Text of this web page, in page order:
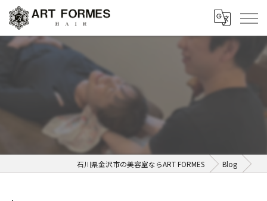
⁡
石川県金沢市の美容室ならART FORMES Blog